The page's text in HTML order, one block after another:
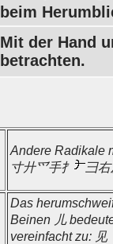
beim
Mit der Hand
betrachten.
Andere Radikale
寸廾爫手扌
彐
Das
Beinen 儿
vereinfacht zu: 见